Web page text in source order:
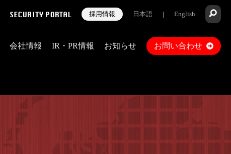
採用情報 日本語 | English
会社情報 IR・PR情報 お知らせ お問い合わせ